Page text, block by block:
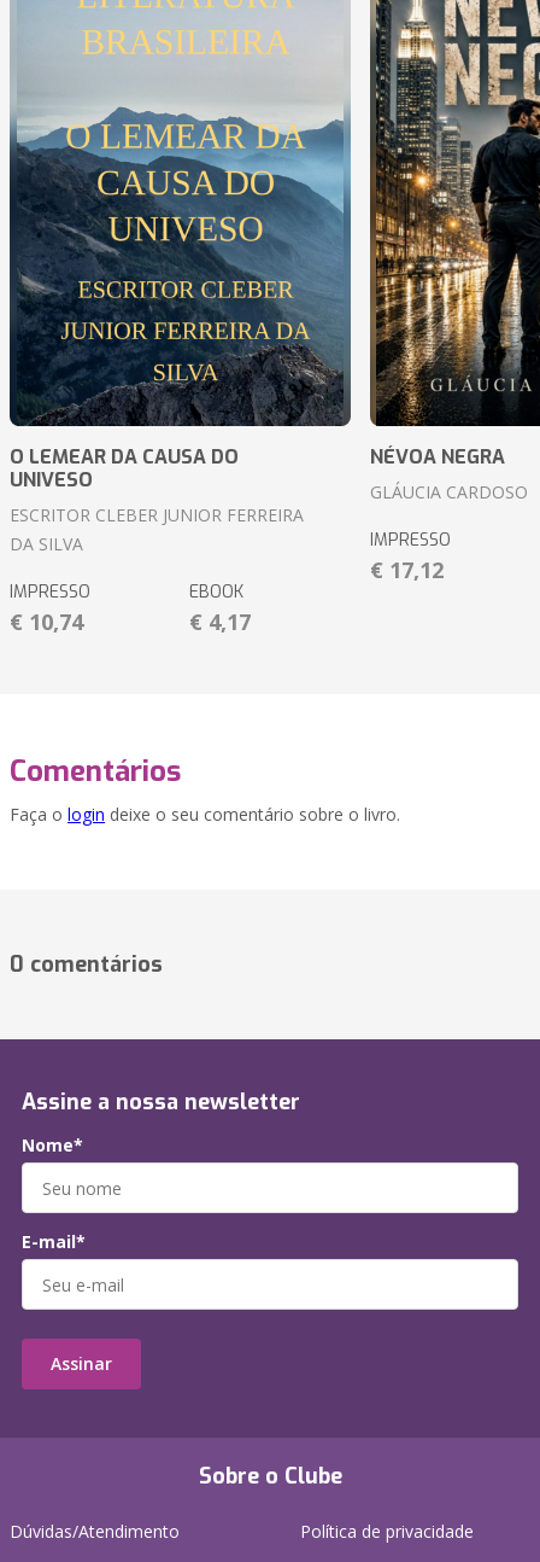
O LEMEAR DA CAUSA DO
UNIVESO
ESCRITOR CLEBER JUNIOR FERREIRA
DA SILVA
IMPRESSO
€ 10,74
EBOOK
€ 4,17
NÉVOA NEGRA
GLÁUCIA CARDOSO
IMPRESSO
€ 17,12
Comentários
Faça o login deixe o seu comentário sobre o livro.
0 comentários
Sobre o Clube
Dúvidas/Atendimento
Política de privacidade
Assine a nossa newsletter
Nome*
E-mail*
Assinar